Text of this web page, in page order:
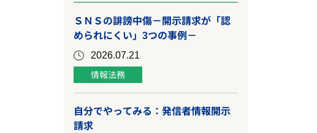
ＳＮＳの誹謗中傷－開示請求が「認
められにくい」3つの事例－
2026.07.21
情報法務
自分でやってみる：発信者情報開示
請求